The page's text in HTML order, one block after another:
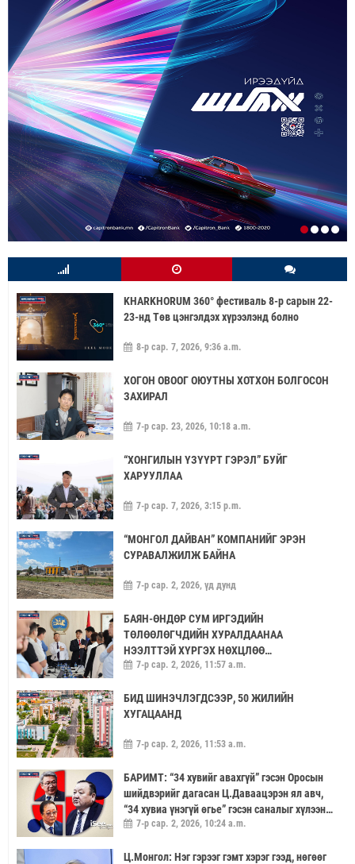
KHARKHORUM 360° фестиваль 8-р сарын 22-
23-нд Төв цэнгэлдэх хүрээлэнд болно
8-р сар. 7, 2026, 9:36 a.m.
ХОГОН ОВООГ ОЮУТНЫ ХОТХОН БОЛГОСОН
ЗАХИРАЛ
7-р сар. 23, 2026, 10:18 a.m.
“ХОНГИЛЫН ҮЗҮҮРТ ГЭРЭЛ” БУЙГ
ХАРУУЛЛАА
7-р сар. 7, 2026, 3:15 p.m.
“МОНГОЛ ДАЙВАН” КОМПАНИЙГ ЭРЭН
СУРАВАЛЖИЛЖ БАЙНА
7-р сар. 2, 2026, үд дунд
БАЯН-ӨНДӨР СУМ ИРГЭДИЙН
ТӨЛӨӨЛӨГЧДИЙН ХУРАЛДААНАА
НЭЭЛТТЭЙ ХҮРГЭХ НӨХЦЛӨӨ
САЙЖРУУЛААЧ
7-р сар. 2, 2026, 11:57 a.m.
БИД ШИНЭЧЛЭГДСЭЭР, 50 ЖИЛИЙН
ХУГАЦААНД
7-р сар. 2, 2026, 11:53 a.m.
БАРИМТ: “34 хувийг авахгүй” гэсэн Оросын
шийдвэрийг дагасан Ц.Даваацэрэн ял авч,
“34 хувиа үнэгүй өгье” гэсэн саналыг хүлээн
аваагүй хүмүүс хариуцлагагүй үлдэв
7-р сар. 2, 2026, 10:24 a.m.
Ц.Монгол: Нэг гэрээг гэмт хэрэг гээд, нөгөөг